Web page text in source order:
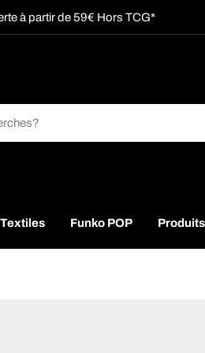
à partir de 59€ Hors TCG*
Textiles Funko POP